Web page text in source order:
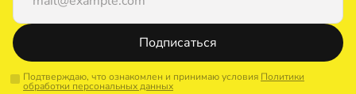
Подписаться
Подтверждаю, что ознакомлен и принимаю условия Политики
обработки персональных данных